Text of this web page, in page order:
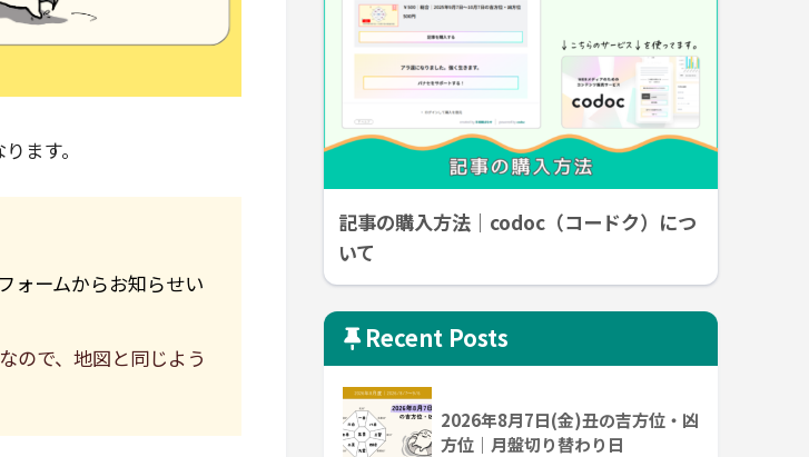
ます。
ォームからお知らせい
ので、地図と同じよう
記事の購入方法｜codoc（コードク）につ
いて
Recent Posts
2026年8月7日(金)丑の吉方位・凶
方位｜月盤切り替わり日